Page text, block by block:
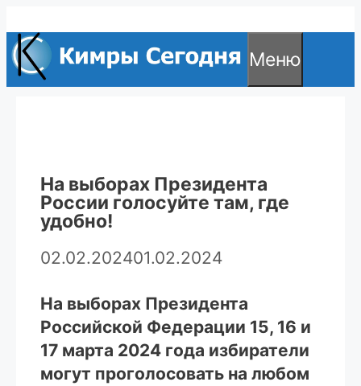
к
содержимому
Меню
На выборах Президента
России голосуйте там, где
удобно!
02.02.202401.02.2024
На выборах Президента
Российской Федерации 15, 16 и
17 марта 2024 года избиратели
могут проголосовать на любом